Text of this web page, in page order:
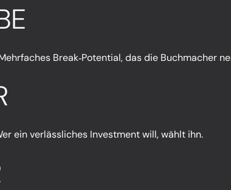
Break‑Potential, das die Buchmacher
ein verlässliches Investment will, wählt ihn.